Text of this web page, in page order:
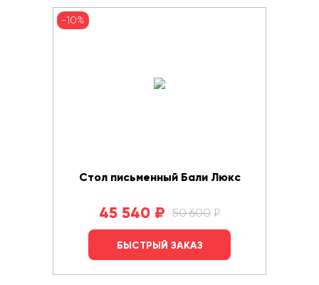
-10%
Стол письменный Бали Люкс
50 600 ₽
45 540 ₽
БЫСТРЫЙ ЗАКАЗ